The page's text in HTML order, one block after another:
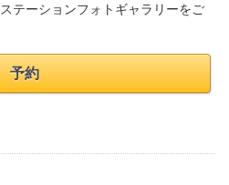
テーションフォトギャラリーをご
予約